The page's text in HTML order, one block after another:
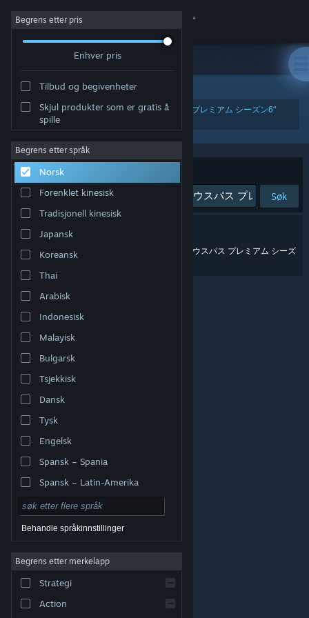
Logg inn
Om
Kundestøtte
Bytt språk
Skaff deg Steam-appen på mobil
Vis skrivebordsversjon
© Valve Corporation. Alle rettigheter reservert. Alle
Retningslinjer for personvern
Tilgjengelighet
|Steams abonnementsavtale
Refusjoner
Begrens etter pris
Enhver pris
Tilbud og begivenheter
Skjul produkter som er gratis å
spille
Begrens etter språk
Norsk
Forenklet kinesisk
Tradisjonell kinesisk
Japansk
Koreansk
Thai
Arabisk
Indonesisk
Malayisk
Bulgarsk
Tsjekkisk
Dansk
Tysk
Engelsk
Spansk – Spania
Spansk – Latin-Amerika
Behandle språkinnstillinger
Begrens etter merkelapp
Strategi
Action
"『ゴルフ PGAツアー 2K25』クラブハウスパス プレミアム シーズン6"
Sorter etter Relevans
Søk
0 treff på søket.
Mente du «『ゴルフ pgaツアー 2025』クラブハウスパス プレミアム シーズ